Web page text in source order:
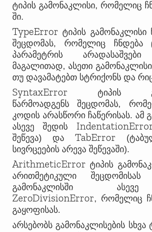
ტიპის გამონაკლისი, რომელიც
ში.
TypeError ტიპის გამონაკლისი
შეცდომას, რომელიც ჩნდება
პარამეტრის არადასაშვები
მაგალითად, ასეთი
თუ დავამატებთ სტრიქონს და
SyntaxError ტიპის
წარმოადგენს შეცდომას,
კოდის არასწორი ჩაწერისას. ამ
ასევე შედის
შეწევა) და TabError
სივრცეების არევა შეწევაში).
ArithmeticError ტიპის
არითმეტიკული
გამონაკლისში
ZeroDivisionError, რომელიც
გაყოფისას.
არსებობს გამონაკლისების სხვა